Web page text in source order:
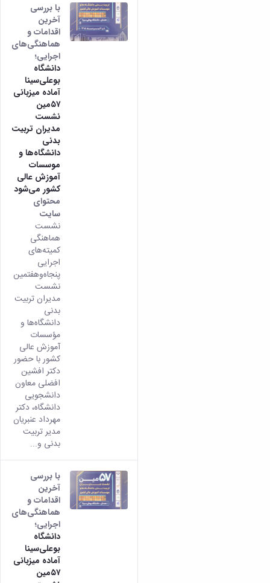
با بررسی
آخرین
اقدامات و
هماهنگی‌های
اجرایی؛
دانشگاه
بوعلی‌سینا
آماده میزبانی
۵۷مین
نشست
مدیران تربیت
بدنی
دانشگاه‌ها و
موسسات
آموزش عالی
کشور می‌شود
محتوای
سایت
نشست
هماهنگی
کمیته‌های
اجرایی
پنجاه‌وهفتمین
نشست
مدیران تربیت
بدنی
دانشگاه‌ها و
مؤسسات
آموزش عالی
کشور با حضور
دکتر افشین
افضلی معاون
دانشجویی
دانشگاه، دکتر
مهرداد عنبریان
مدیر تربیت
بدنی و...
با بررسی
آخرین
اقدامات و
هماهنگی‌های
اجرایی؛
دانشگاه
بوعلی‌سینا
آماده میزبانی
۵۷مین